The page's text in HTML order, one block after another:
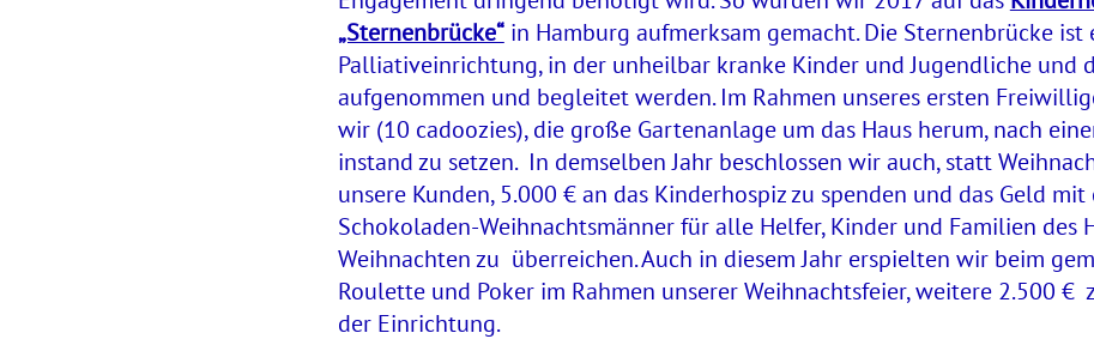
„Sternenbrücke“in Hamburg aufmerksam gemacht. Die Sternenbrücke ist
Palliativeinrichtung, in der unheilbar kranke Kinder und Jugendliche und
aufgenommen und begleitet werden. Im Rahmen unseres ersten
wir (10 cadoozies), die große Gartenanlage um das Haus herum, nach
instand zu setzen. In demselben Jahr beschlossen wir auch, statt
unsere Kunden, 5.000 € an das Kinderhospiz zu spenden und das Geld
Schokoladen-Weihnachtsmänner für alle Helfer, Kinder und Familien des
Weihnachten zu überreichen. Auch in diesem Jahr erspielten wir beim
Roulette und Poker im Rahmen unserer Weihnachtsfeier, weitere 2.500 €
der Einrichtung.